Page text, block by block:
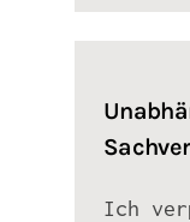
Ich